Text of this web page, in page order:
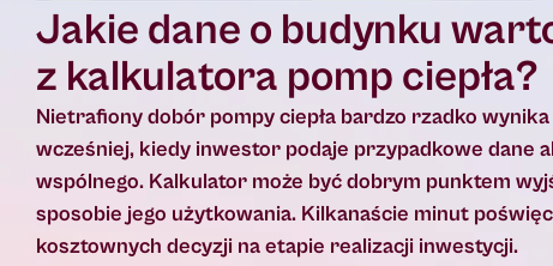
Jakie dane o budynku
z kalkulatora pomp ciepła?
Nietrafiony dobór pompy ciepła bardzo rzadko
wcześniej, kiedy inwestor podaje przypadkowe dane
wspólnego. Kalkulator może być dobrym punktem
sposobie jego użytkowania. Kilkanaście minut
kosztownych decyzji na etapie realizacji inwestycji.